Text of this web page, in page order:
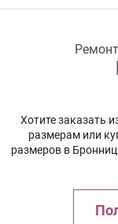
Хотите заказать
размерам или
размеров в